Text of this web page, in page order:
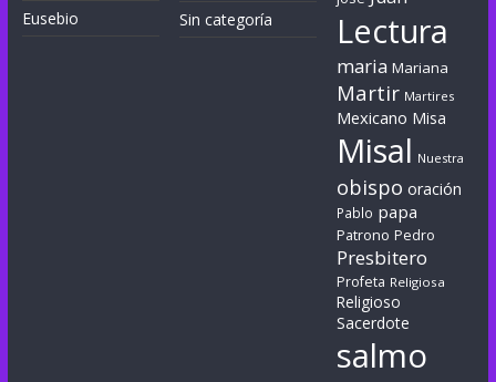
Eusebio
Sin categoría
Lectura
maria Mariana
Martir Martires
Mexicano Misa
Misal Nuestra
obispo oración
Pablo papa
Patrono Pedro
Presbitero
Profeta Religiosa
Religioso
Sacerdote
salmo